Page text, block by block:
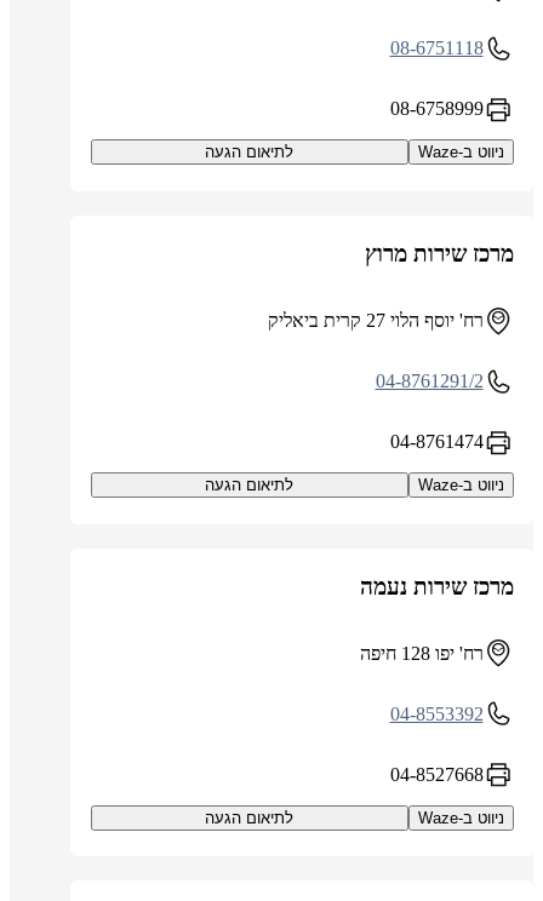
08-6751118
08-6758999
ניווט ב-Waze לתיאום הגעה
מרכז שירות מרוץ
רח' יוסף הלוי 27 קרית ביאליק
04-8761291/2
04-8761474
ניווט ב-Waze לתיאום הגעה
מרכז שירות נעמה
רח' יפו 128 חיפה
04-8553392
04-8527668
ניווט ב-Waze לתיאום הגעה